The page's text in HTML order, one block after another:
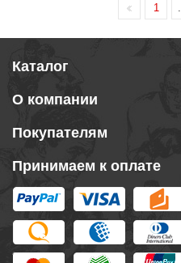
1
Каталог
О компании
Покупателям
Принимаем к оплате